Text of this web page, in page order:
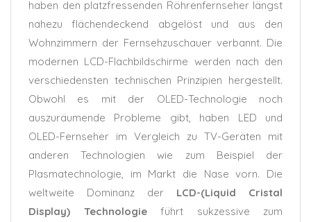
haben den platzfressenden Röhrenfernseher längst
nahezu flächendeckend abgelöst und aus den
Wohnzimmern der Fernsehzuschauer verbannt. Die
modernen LCD-Flachbildschirme werden nach den
verschiedensten technischen Prinzipien hergestellt.
Obwohl es mit der OLED-Technologie noch
auszuräumende Probleme gibt, haben LED und
OLED-Fernseher im Vergleich zu TV-Geräten mit
anderen Technologien wie zum Beispiel der
Plasmatechnologie, im Markt die Nase vorn. Die
weltweite Dominanz der LCD-(Liquid Cristal
Display) Technologieführt sukzessive zum